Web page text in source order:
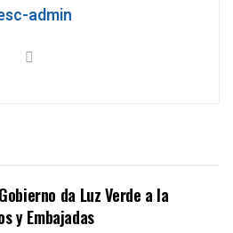
admin
da Luz Verde a la
y Embajadas